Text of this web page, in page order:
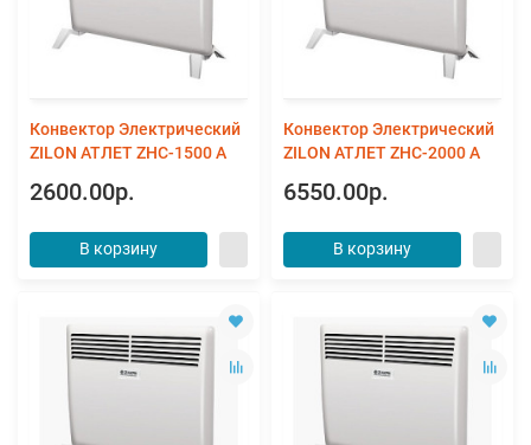
Конвектор Электрический
ZILON АТЛЕТ ZHC-1500 А
2600.00р.
В корзину
Конвектор Электрический
ZILON АТЛЕТ ZHC-2000 А
6550.00р.
В корзину